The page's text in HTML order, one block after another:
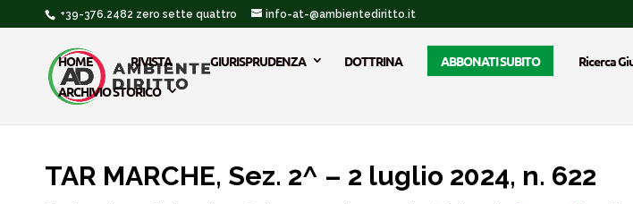
+39-376.2482 zero sette quattro info-at-@ambientediritto.it
HOME RIVISTA GIURISPRUDENZA DOTTRINA ABBONATI SUBITO Ricerca
ARCHIVIO STORICO
TAR MARCHE, Sez. 2^ – 2 luglio 2024, n. 622